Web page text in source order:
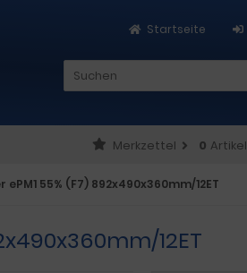
Startseite
Merkzettel 0 Artikel
55% (F7) 892x490x360mm/12ET
12ET